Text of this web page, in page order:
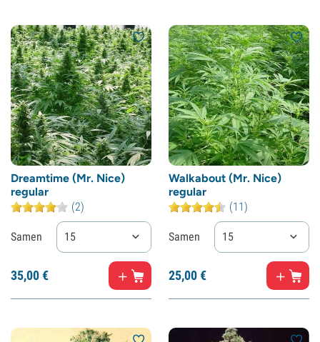
Dreamtime (Mr. Nice)
regular
(2)
Samen 15
35,00€
Walkabout (Mr. Nice)
regular
(11)
Samen 15
25,00€